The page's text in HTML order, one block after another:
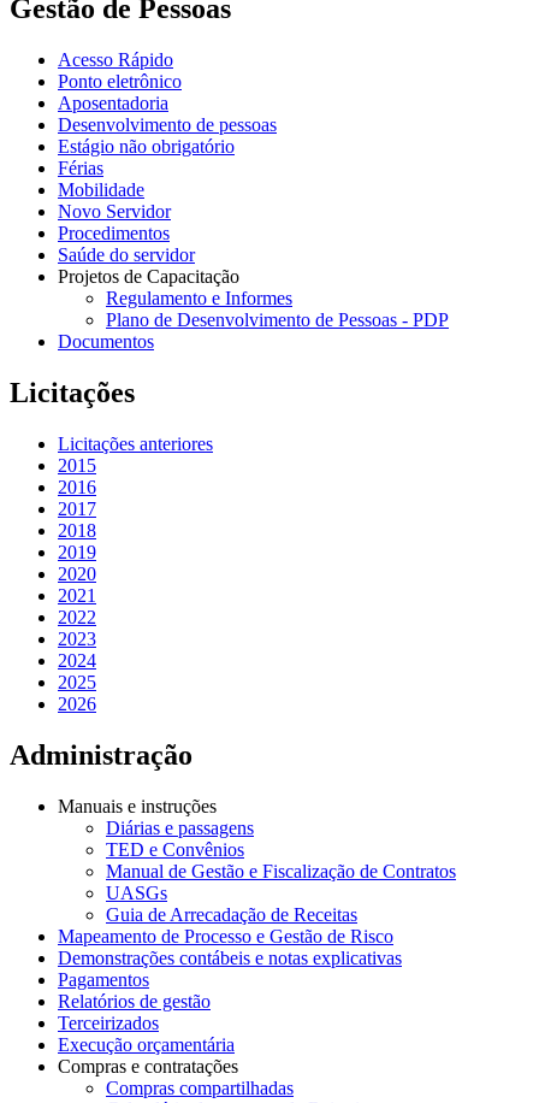
Gestão de Pessoas
Acesso Rápido
Ponto eletrônico
Aposentadoria
Desenvolvimento de pessoas
Estágio não obrigatório
Férias
Mobilidade
Novo Servidor
Procedimentos
Saúde do servidor
Projetos de Capacitação
Regulamento e Informes
Plano de Desenvolvimento de Pessoas - PDP
Documentos
Licitações
Licitações anteriores
2015
2016
2017
2018
2019
2020
2021
2022
2023
2024
2025
2026
Administração
Manuais e instruções
Diárias e passagens
TED e Convênios
Manual de Gestão e Fiscalização de Contratos
UASGs
Guia de Arrecadação de Receitas
Mapeamento de Processo e Gestão de Risco
Demonstrações contábeis e notas explicativas
Pagamentos
Relatórios de gestão
Terceirizados
Execução orçamentária
Compras e contratações
Compras compartilhadas